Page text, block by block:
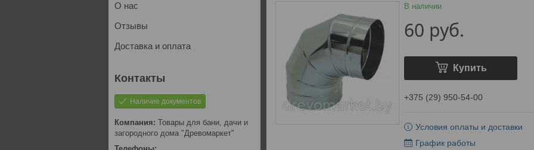
В наличии
60 руб.
Купить
+375 (29) 950-54-00
Условия оплаты и доставки
График работы
О нас
Отзывы
Доставка и оплата
Наличие документов
Товары для бани, дачи и
загородного дома "Древомаркет"